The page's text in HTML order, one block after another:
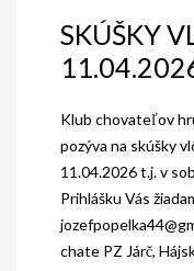
GALÉRIA
INZERCIA
KONTAKT
SKÚŠKY
Klub chovateľov
pozýva na skúšky
11.04.2026 t.j. v
Prihlášku Vás
chate PZ Járč,